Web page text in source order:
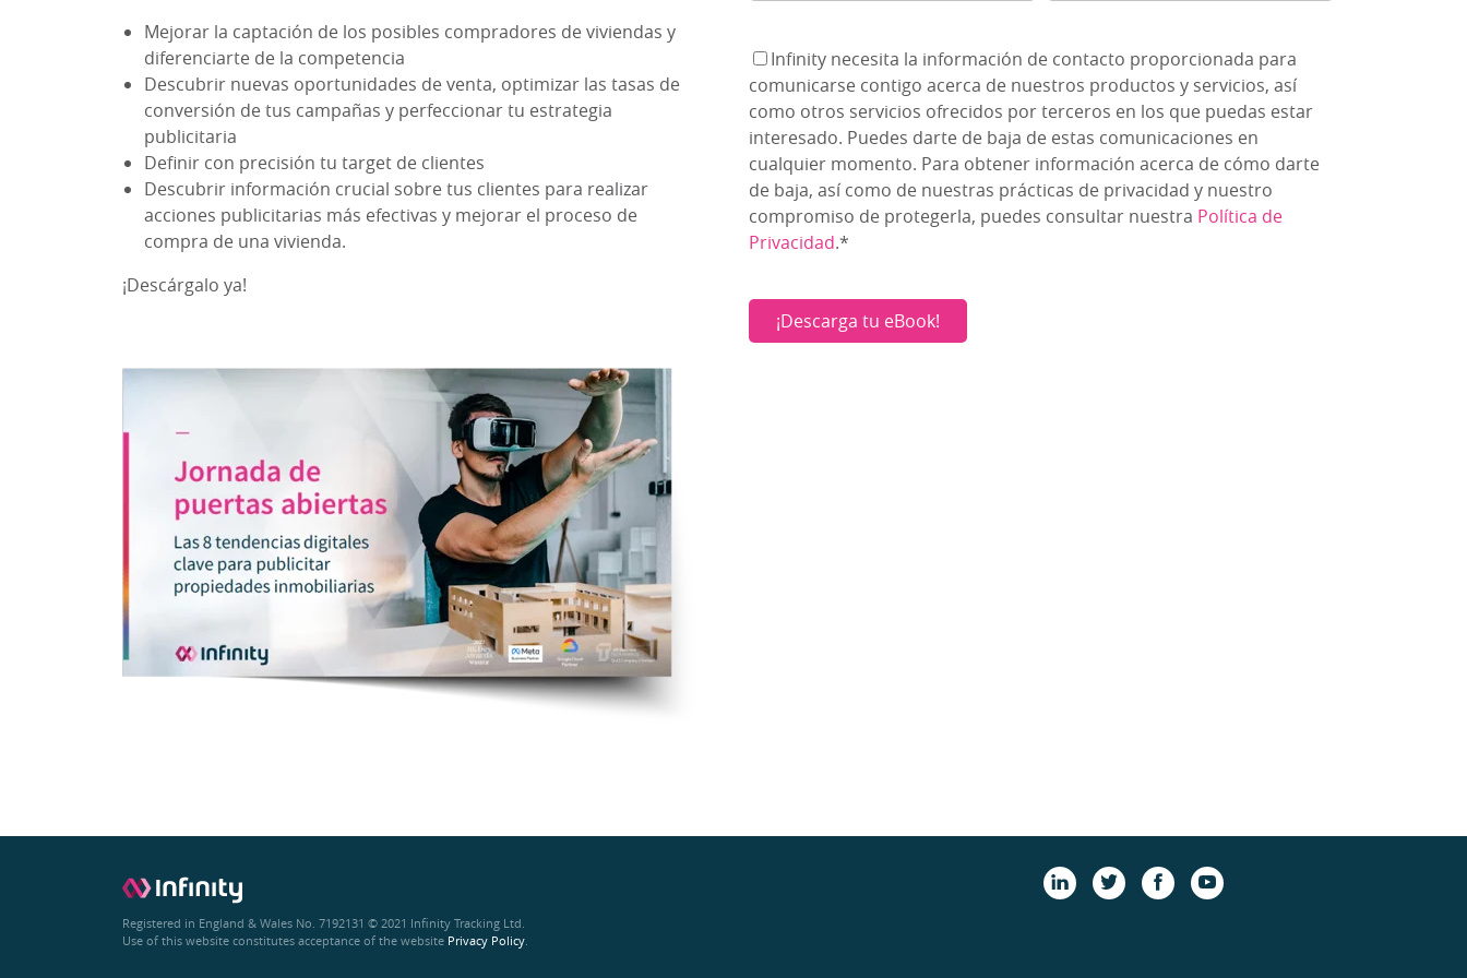
Mejorar la captación de los posibles compradores de viviendas y
diferenciarte de la competencia
Descubrir nuevas oportunidades de venta, optimizar las tasas de
conversión de tus campañas y perfeccionar tu estrategia
publicitaria
Definir con precisión tu target de clientes
Descubrir información crucial sobre tus clientes para realizar
acciones publicitarias más efectivas y mejorar el proceso de
compra de una vivienda.
¡Descárgalo ya!
Infinity necesita la información de contacto proporcionada para
comunicarse contigo acerca de nuestros productos y servicios, así
como otros servicios ofrecidos por terceros en los que puedas estar
interesado. Puedes darte de baja de estas comunicaciones en
cualquier momento. Para obtener información acerca de cómo darte
de baja, así como de nuestras prácticas de privacidad y nuestro
compromiso de protegerla, puedes consultar nuestra Política de
Privacidad.*
Registered in England & Wales No. 7192131 © 2021 Infinity Tracking Ltd.
Use of this website constitutes acceptance of the website Privacy Policy
If you decline, your information won’t be tracked when you visit this website. A single cookie will be
used in your browser to remember your preference not to be tracked.Read more
ACCEPT ALL
DECLINE ALL